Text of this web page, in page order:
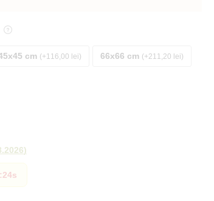
cm +116,00 lei 66x66 cm +211,20 lei
)
:23s